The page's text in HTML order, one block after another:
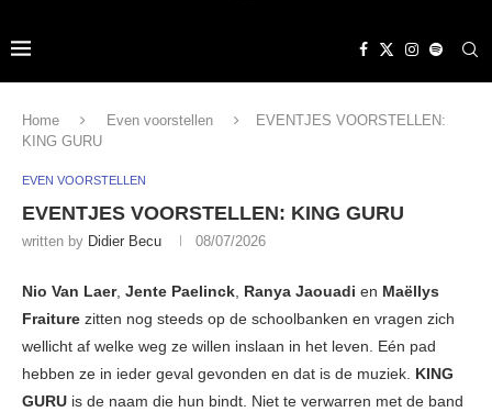
Home Even voorstellen
EVENTJES VOORSTELLEN:
KING GURU
EVEN VOORSTELLEN
EVENTJES VOORSTELLEN: KING GURU
written by Didier Becu 08/07/2026
Nio Van Laer, Jente Paelinck, Ranya Jaouadi en Maëllys
Fraiture zitten nog steeds op de schoolbanken en vragen zich
wellicht af welke weg ze willen inslaan in het leven. Eén pad
hebben ze in ieder geval gevonden en dat is de muziek. KING
GURU is de naam die hun bindt. Niet te verwarren met de band